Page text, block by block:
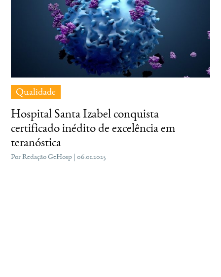
Qualidade
Hospital Santa Izabel conquista
certificado inédito de excelência em
teranóstica
Por Redação GeHosp | 06.01.2025